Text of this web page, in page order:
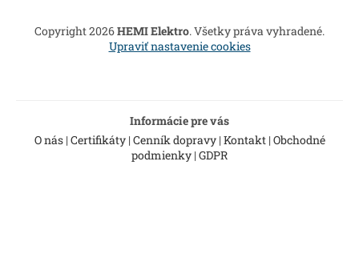
Copyright 2026HEMI Elektro. Všetky práva vyhradené.
Upraviť nastavenie cookies
Informácie pre vás
O nás| Certifikáty| Cenník dopravy| Kontakt| Obchodné
podmienky | GDPR